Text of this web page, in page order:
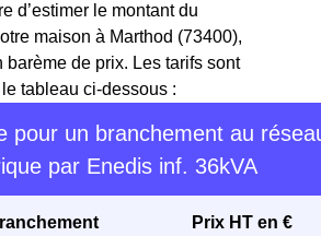
d’estimer le montant du
maison à Marthod (73400),
barème de prix. Les tarifs sont
tableau ci-dessous :
pour un branchement au
par Enedis inf. 36kVA
Prix HT en €